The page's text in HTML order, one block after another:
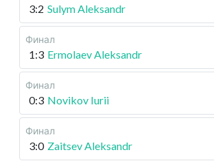
3:2 Sulym Aleksandr
Финал
1:3 Ermolaev Aleksandr
Финал
0:3 Novikov Iurii
Финал
3:0 Zaitsev Aleksandr